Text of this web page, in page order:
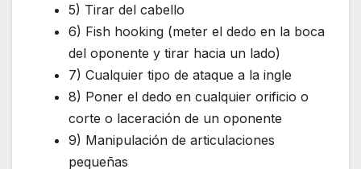
5) Tirar del cabello
6) Fish hooking (meter el dedo en la boca
del oponente y tirar hacia un lado)
7) Cualquier tipo de ataque a la ingle
8) Poner el dedo en cualquier orificio o
corte o laceración de un oponente
9) Manipulación de articulaciones
pequeñas